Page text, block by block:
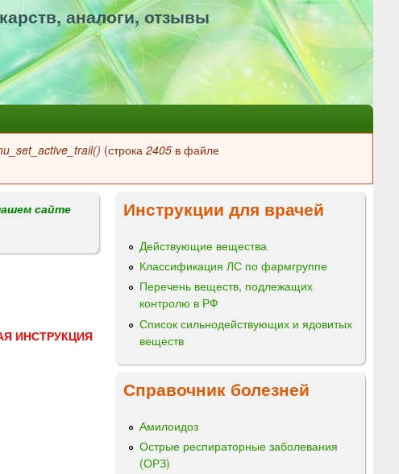
аналоги, отзывы
(строка 2405 в файле
сайте
ИНСТРУКЦИЯ
Инструкции для врачей
Действующие вещества
Классификация ЛС по фармгруппе
Перечень веществ, подлежащих
контролю в РФ
Список сильнодействующих и ядовитых
веществ
Справочник болезней
Амилоидоз
Острые респираторные заболевания
(ОРЗ)